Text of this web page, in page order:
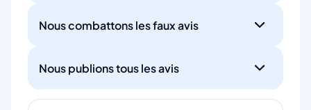
Nous combattons les faux avis
Nous publions tous les avis